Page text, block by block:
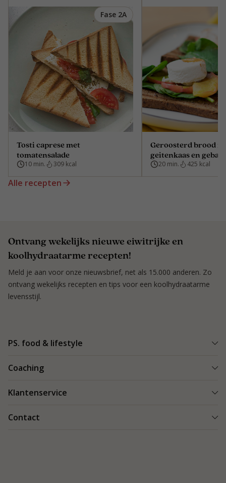
Fase 2A
Tosti caprese met
tomatensalade
10 min. 309 kcal
Geroosterd brood
geitenkaas en
20 min. 425 kcal
Alle recepten
Ontvang wekelijks nieuwe eiwitrijke en
koolhydraatarme recepten!
Meld je aan voor onze nieuwsbrief, net als 15.000 anderen. Zo
ontvang wekelijks recepten en tips voor een koolhydraatarme
levensstijl.
PS. food & lifestyle
Re-boost pakket
Coaching
Blog & Tips
Klantenservice
Contact